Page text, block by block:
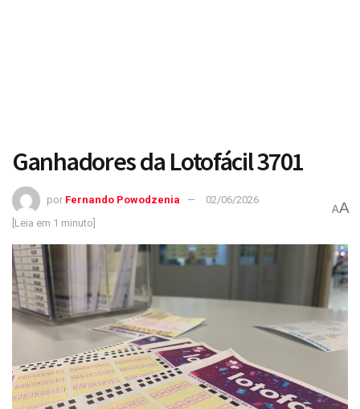
Ganhadores da Lotofácil 3701
por Fernando Powodzenia
02/06/2026
[Leia em 1 minuto]
AA